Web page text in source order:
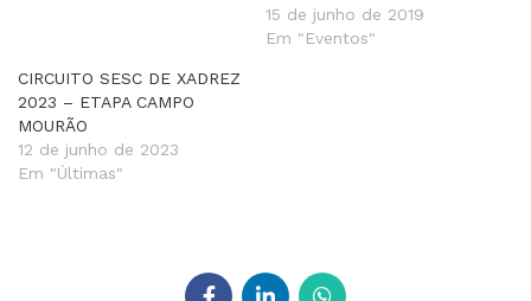
15 de junho de 2019
Em "Eventos"
CIRCUITO SESC DE XADREZ
2023 – ETAPA CAMPO
MOURÃO
12 de junho de 2023
Em "Últimas"